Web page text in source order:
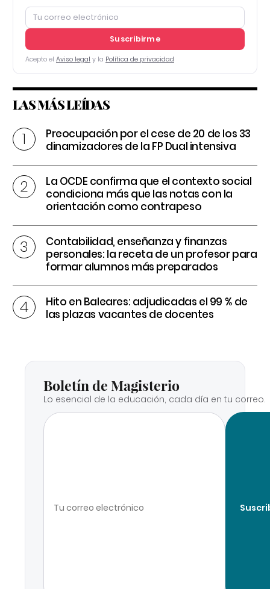
Suscribirme
Acepto el Aviso legal y la Política de privacidad
LAS MÁS LEÍDAS
Preocupación por el cese de 20 de los 33
dinamizadores de la FP Dual intensiva
La OCDE confirma que el contexto social
condiciona más que las notas con la
orientación como contrapeso
Contabilidad, enseñanza y finanzas
personales: la receta de un profesor para
formar alumnos más preparados
Hito en Baleares: adjudicadas el 99 % de
las plazas vacantes de docentes
Boletín de Magisterio
Lo esencial de la educación, cada día en tu correo.